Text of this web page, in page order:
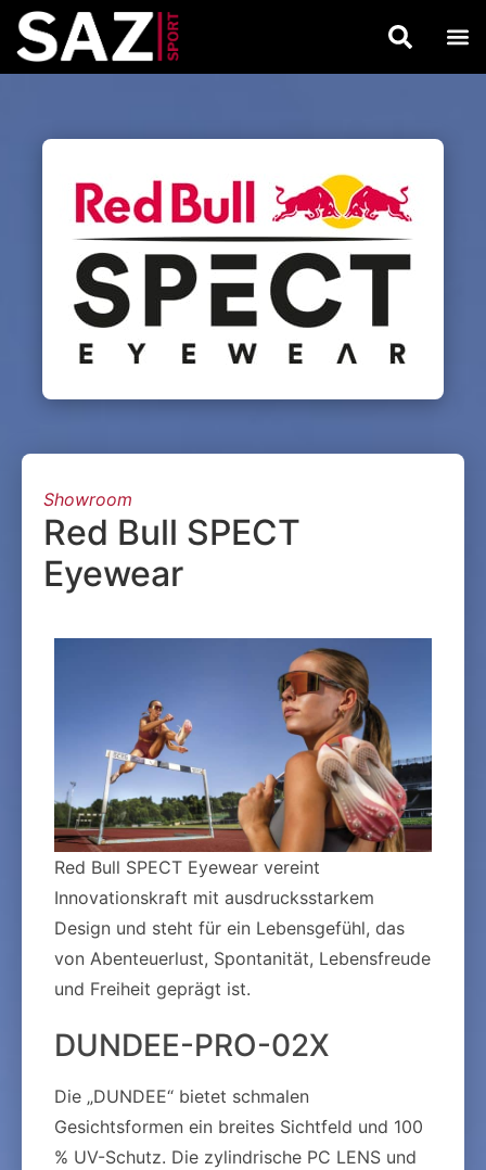
Showroom
Red Bull SPECT
Eyewear
Red Bull SPECT Eyewear vereint
Innovationskraft mit ausdrucksstarkem
Design und steht für ein Lebensgefühl, das
von Abenteuerlust, Spontanität, Lebensfreude
und Freiheit geprägt ist.
DUNDEE-PRO-02X
Die „DUNDEE“ bietet schmalen
Gesichtsformen ein breites Sichtfeld und 100
% UV-Schutz. Die zylindrische PC LENS und